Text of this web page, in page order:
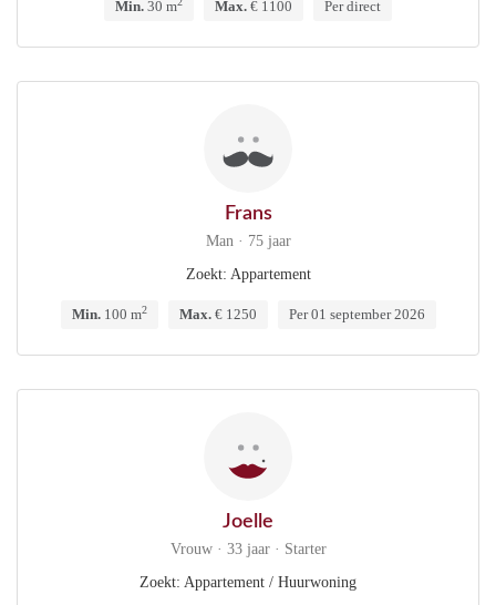
Min. 30 m Max. € 1100 Per direct
Frans
Man · 75 jaar
Zoekt: Appartement
Min.100 m2 Max.€ 1250 Per 01 september 2026
Joelle
Vrouw · 33 jaar · Starter
Zoekt: Appartement / Huurwoning